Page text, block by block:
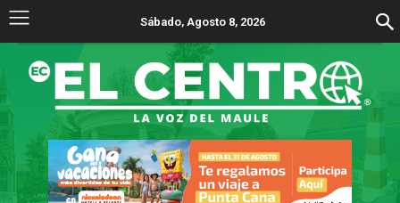
Sábado, Agosto 8, 2026